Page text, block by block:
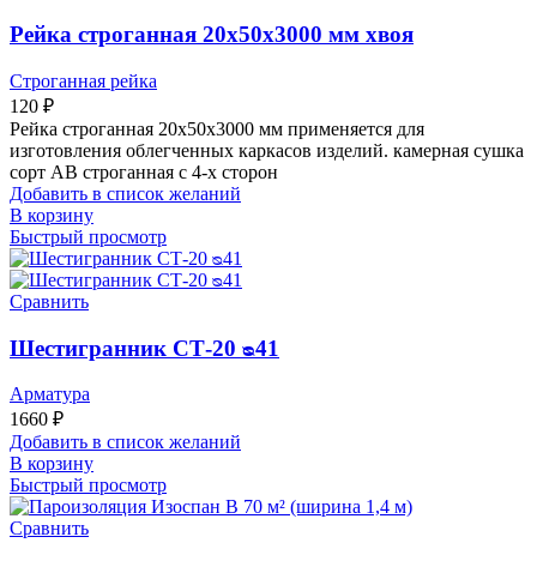
Рейка строганная 20х50х3000 мм хвоя
Строганная рейка
120 ₽
Рейка строганная 20х50х3000 мм применяется для
изготовления облегченных каркасов изделий. камерная сушка
сорт АВ строганная с 4-х сторон
Добавить в список желаний
В корзину
Быстрый просмотр
Сравнить
Шестигранник СТ-20 ᴓ41
Арматура
1660 ₽
Добавить в список желаний
В корзину
Быстрый просмотр
Сравнить